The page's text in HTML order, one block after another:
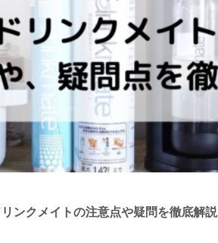
リンクメイトの注意点や疑問を徹底解説